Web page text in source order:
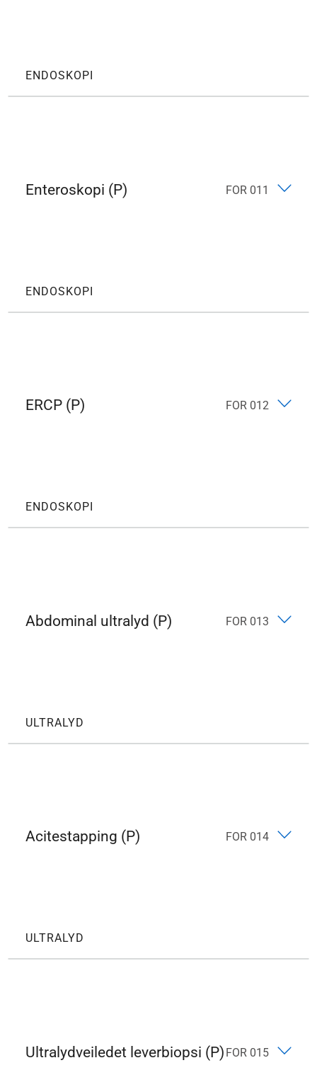
ENDOSKOPI
Enteroskopi (P) FOR 011
ENDOSKOPI
ERCP (P) FOR 012
ENDOSKOPI
Abdominal ultralyd (P) FOR 013
ULTRALYD
Acitestapping (P) FOR 014
ULTRALYD
Ultralydveiledet leverbiopsi (P) FOR 015